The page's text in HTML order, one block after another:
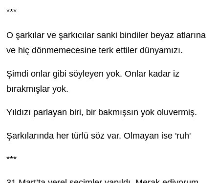
***
O şarkılar ve şarkıcılar sanki bindiler beyaz atlarına
ve hiç dönmemecesine terk ettiler dünyamızı.
Şimdi onlar gibi söyleyen yok. Onlar kadar iz
bırakmışlar yok.
Yıldızı parlayan biri, bir bakmışsın yok oluvermiş.
Şarkılarında her türlü söz var. Olmayan ise 'ruh'
***